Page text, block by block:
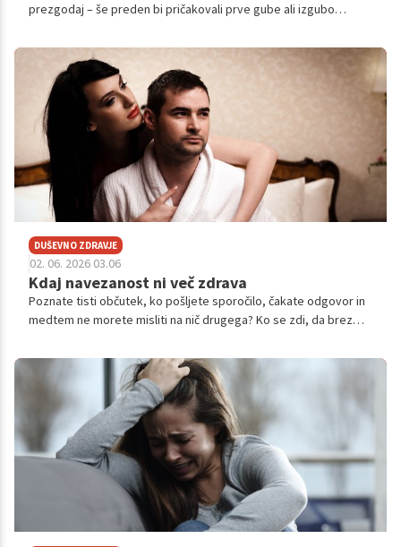
prezgodaj – še preden bi pričakovali prve gube ali izgubo
DUŠEVNO ZDRAVJE
02. 06. 2026 03.06
Kdaj navezanost ni več zdrava
Poznate tisti občutek, ko pošljete sporočilo, čakate odgovor in
medtem ne morete misliti na nič drugega? Ko se zdi, da brez